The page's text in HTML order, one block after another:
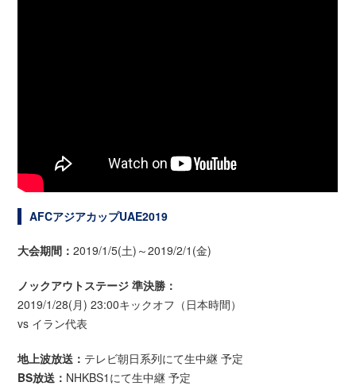
AFCアジアカップUAE2019
大会期間：2019/1/5(土)～2019/2/1(金)
ノックアウトステージ 準決勝：
2019/1/28(月) 23:00キックオフ（日本時間）
vs イラン代表
地上波放送： テレビ朝日系列にて生中継 予定
BS放送： NHKBS1にて生中継 予定